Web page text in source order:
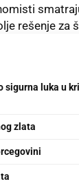
rešenje za
sigurna luka u
zlata